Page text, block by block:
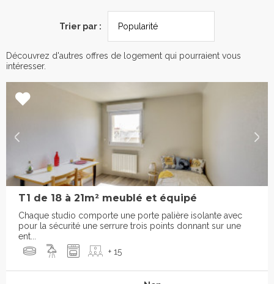
Trier par :
Découvrez d'autres offres de logement qui pourraient vous
intéresser.
T1 de 18 à 21m² meublé et équipé
Chaque studio comporte une porte palière isolante avec
pour la sécurité une serrure trois points donnant sur une
ent...
+ 15